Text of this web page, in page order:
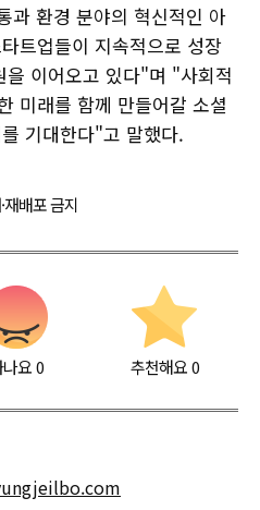
과 환경 분야의 혁신적인 아
트업들이 지속적으로 성장
이어오고 있다"며 "사회적
미래를 함께 만들어갈 소셜
기대한다"고 말했다.
배포 금지
나요0 추천해요 0